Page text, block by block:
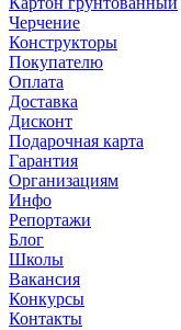
Черчение
Конструкторы
Покупателю
Оплата
Доставка
Дисконт
Подарочная карта
Гарантия
Организациям
Инфо
Репортажи
Блог
Школы
Вакансия
Конкурсы
Контакты